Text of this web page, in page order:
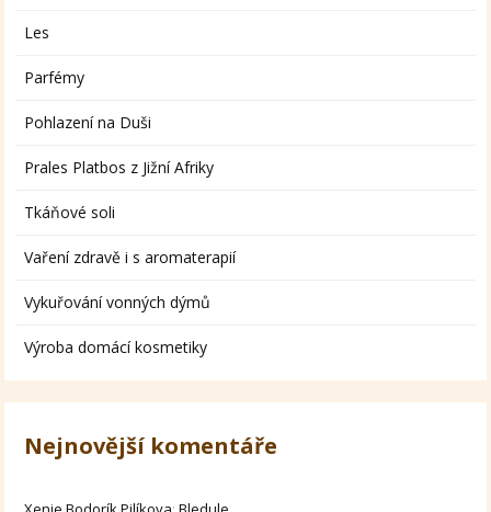
Les
Parfémy
Pohlazení na Duši
Prales Platbos z Jižní Afriky
Tkáňové soli
Vaření zdravě i s aromaterapií
Vykuřování vonných dýmů
Výroba domácí kosmetiky
Nejnovější komentáře